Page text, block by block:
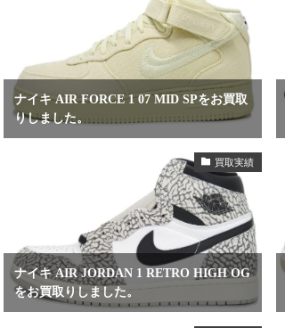
ナイキ AIR FORCE 1 07 MID SPをお買取
りしました。
買取実績
ナイキ AIR JORDAN 1 RETRO HIGH OG
をお買取りしました。